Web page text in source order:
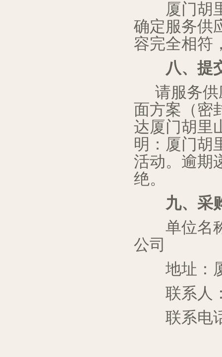
厦门胡
确定服务供
容完全相符
八、提
请服务
面方案 （
达厦门胡里
明： 厦门胡
活动。逾期
绝。
九、采
单位名
公司
地址：厦
联系人
联系电